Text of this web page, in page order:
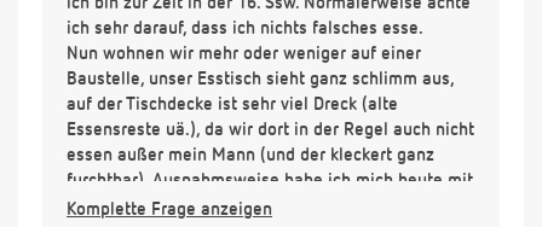
ich sehr darauf, dass ich nichts falsches esse.
Nun wohnen wir mehr oder weniger auf einer
Baustelle, unser Esstisch sieht ganz schlimm aus,
auf der Tischdecke ist sehr viel Dreck (alte
Essensreste uä.), da wir dort in der Regel auch nicht
essen außer mein Mann (und der kleckert ganz
furchtbar). Ausnahmsweise habe ich mich heute mit
ihm zusammen an diesen Tisch gesetzt (wir haben
Komplette Frage anzeigen